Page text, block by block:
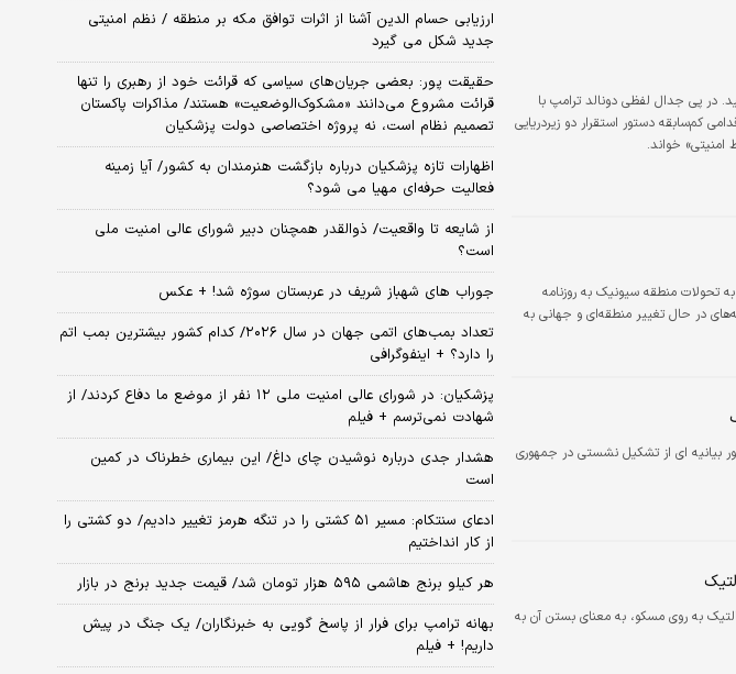
در پی جدال لفظی دونالد ترامپ با
کم‌سابقه دستور استقرار دو زیردریایی
امنیتی» خواند.
تحولات منطقه سیونیک به روزنامه
در حال تغییر منطقه‌ای و جهانی به
بیانیه ای از تشکیل نشستی در جمهوری
به روی مسکو، به معنای بستن آن به
ارزیابی حسام الدین آشنا از اثرات توافق مکه بر منطقه / نظم امنیتی
جدید شکل می گیرد
حقیقت پور: بعضی جریان‌های سیاسی که قرائت خود از رهبری را تنها
قرائت مشروع می‌دانند «مشکوک‌الوضعیت» هستند/ مذاکرات پاکستان
تصمیم نظام است، نه پروژه اختصاصی دولت پزشکیان
اظهارات تازه پزشکیان درباره بازگشت هنرمندان به کشور/ آیا زمینه
فعالیت حرفه‌ای مهیا می شود؟
از شایعه تا واقعیت/ ذوالقدر همچنان دبیر شورای ‌عالی امنیت ملی
است؟
جوراب های شهباز شریف در عربستان سوژه شد! + عکس
تعداد بمب‌های اتمی جهان در سال ۲۰۲۶/ کدام کشور بیشترین بمب اتم
را دارد؟ + اینفوگرافی
پزشکیان: در شورای عالی امنیت ملی ۱۲ نفر از موضع ما دفاع کردند/ از
شهادت نمی‌ترسم + فیلم
هشدار جدی درباره نوشیدن چای داغ/ این بیماری خطرناک در کمین
است
ادعای سنتکام: مسیر ۵۱ کشتی را در تنگه هرمز تغییر دادیم/ دو کشتی را
از کار انداختیم
هر کیلو برنج هاشمی ۵۹۵ هزار تومان شد/ قیمت جدید برنج در بازار
بهانه ترامپ برای فرار از پاسخ گویی به خبرنگاران/ یک جنگ در پیش
داریم! + فیلم